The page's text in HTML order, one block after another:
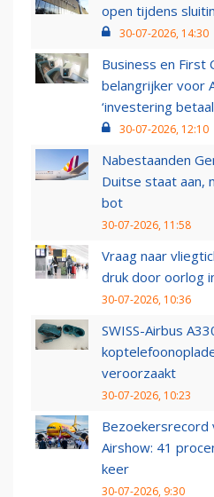
open tijdens
30-07-2026, 14:30
Business en First
belangrijker voor
‘investering
30-07-2026, 12:10
Nabestaanden
Duitse staat aan,
bot
30-07-2026, 11:58
Vraag naar
druk door oorlog
30-07-2026, 10:36
SWISS-Airbus
veroorzaakt
30-07-2026, 10:23
Bezoekersrecord
Airshow: 41
keer
30-07-2026, 9:30